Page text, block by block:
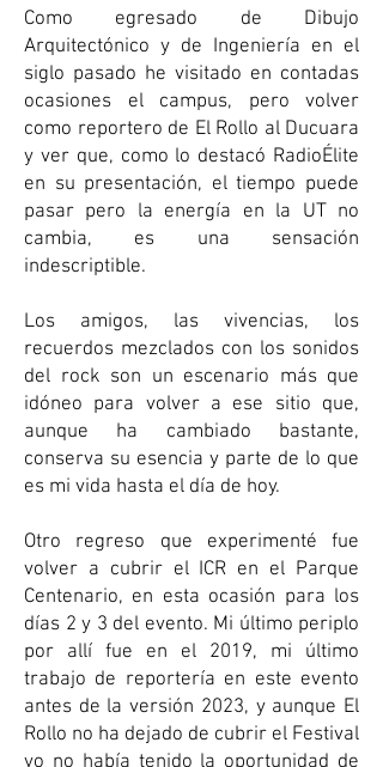
Como egresado de Dibujo
Arquitectónico y de Ingeniería en el
siglo pasado he visitado en contadas
ocasiones el campus, pero volver
como reportero de El Rollo al Ducuara
y ver que, como lo destacó RadioÉlite
en su presentación, el tiempo puede
pasar pero la energía en la UT no
cambia, es una sensación
indescriptible.
Los amigos, las vivencias, los
recuerdos mezclados con los sonidos
del rock son un escenario más que
idóneo para volver a ese sitio que,
aunque ha cambiado bastante,
conserva su esencia y parte de lo que
es mi vida hasta el día de hoy.
Otro regreso que experimenté fue
volver a cubrir el ICR en el Parque
Centenario, en esta ocasión para los
días 2 y 3 del evento. Mi último periplo
por allí fue en el 2019, mi último
trabajo de reportería en este evento
antes de la versión 2023, y aunque El
Rollo no ha dejado de cubrir el Festival
yo no había tenido la oportunidad de